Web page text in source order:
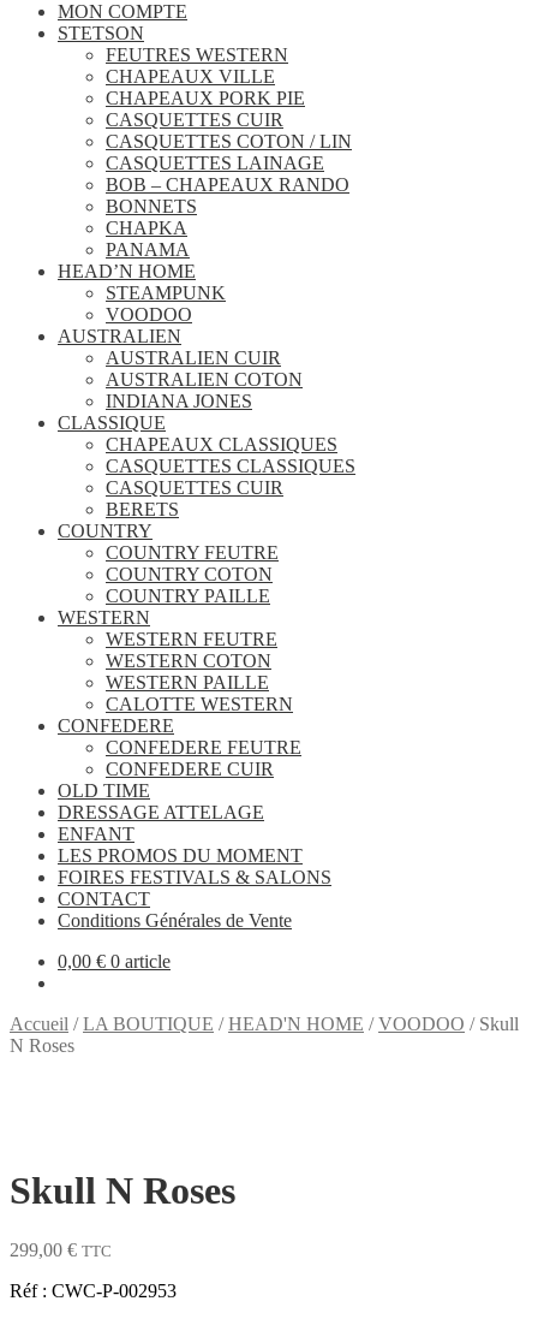
MON COMPTE
STETSON
FEUTRES WESTERN
CHAPEAUX VILLE
CHAPEAUX PORK PIE
CASQUETTES CUIR
CASQUETTES COTON / LIN
CASQUETTES LAINAGE
BOB – CHAPEAUX RANDO
BONNETS
CHAPKA
PANAMA
HEAD’N HOME
STEAMPUNK
VOODOO
AUSTRALIEN
AUSTRALIEN CUIR
AUSTRALIEN COTON
INDIANA JONES
CLASSIQUE
CHAPEAUX CLASSIQUES
CASQUETTES CLASSIQUES
CASQUETTES CUIR
BERETS
COUNTRY
COUNTRY FEUTRE
COUNTRY COTON
COUNTRY PAILLE
WESTERN
WESTERN FEUTRE
WESTERN COTON
WESTERN PAILLE
CALOTTE WESTERN
CONFEDERE
CONFEDERE FEUTRE
CONFEDERE CUIR
OLD TIME
DRESSAGE ATTELAGE
ENFANT
LES PROMOS DU MOMENT
FOIRES FESTIVALS & SALONS
CONTACT
Conditions Générales de Vente
0,00 € 0 article
Accueil /LA BOUTIQUE /HEAD'N HOME /VOODOO / Skull
N Roses
Skull N Roses
299,00 € TTC
Réf : CWC-P-002953